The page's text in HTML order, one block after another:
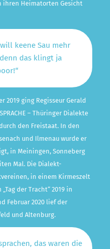
Heimatorten Gesicht
keene Sau mehr
das klingt ja
2019 ging Regisseur Gerald
– Thüringer Dialekte
den Freistaat. In den
und Ilmenau wurde er
in Meiningen, Sonneberg
Mal. Die Dialekt-
in einem Kirmeszelt
der Tracht“ 2019 in
Februar 2020 lief der
und Altenburg.
das waren die